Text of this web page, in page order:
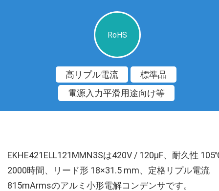
RoHS
高リプル電流
標準品
電源入力平滑用途向け等
EKHE421ELL121MMN3Sは420V / 120µF、耐久性
2000時間、リード形 18×31.5 mm、定格リプル電流
815mArmsのアルミ小形電解コンデンサです。